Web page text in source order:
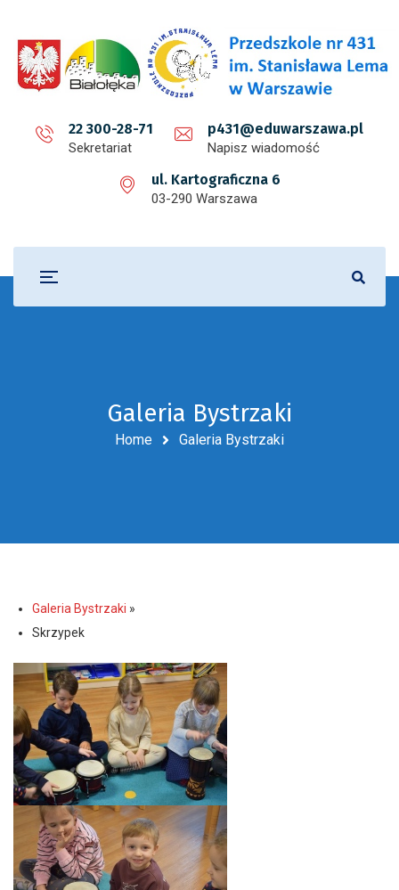
22 300-28-71
Sekretariat
p431@eduwarszawa.pl
Napisz wiadomość
ul. Kartograficzna 6
03-290 Warszawa
Galeria Bystrzaki
Home Galeria Bystrzaki
Galeria Bystrzaki »
Skrzypek